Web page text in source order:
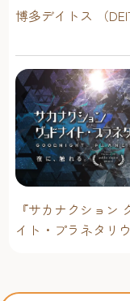
博多デイトス （
『サカナクション
イト・プラネタリ
2026年